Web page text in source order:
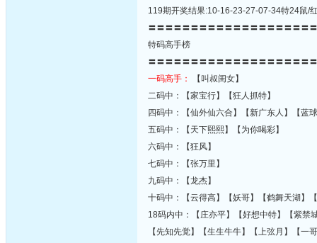
119期开奖结果:10-16-23-27-07-34特24鼠/
〓〓〓〓〓〓〓〓〓〓〓〓〓〓〓〓〓〓〓
特码高手榜
〓〓〓〓〓〓〓〓〓〓〓〓〓〓〓〓〓〓〓
一码高手：
【叫叔闺女】
二码中：【家宝行】【狂人抓特】
四码中：【仙外仙六合】【新广东人】【蓝
五码中：【天下熙熙】【为你喝彩】
六码中：【狂风】
七码中：【张万里】
九码中：【龙杰】
十码中：【云得高】【妖哥】【鹤舞天湖】
18码内中：【庄亦平】【好想中特】【紫禁
【先知先觉】【生生牛牛】【上弦月】【一